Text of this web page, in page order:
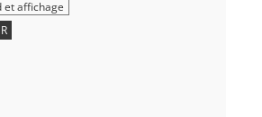
et affichage